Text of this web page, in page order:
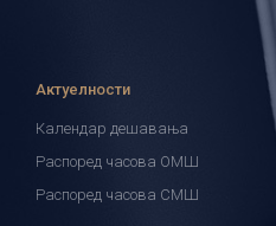
Актуелности
Календар дешавања
Распоред часова ОМШ
Распоред часова СМШ